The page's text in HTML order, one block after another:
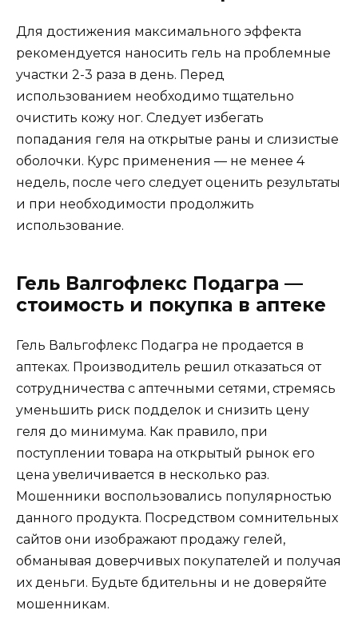
Для достижения максимального эффекта
рекомендуется наносить гель на проблемные
участки 2-3 раза в день. Перед
использованием необходимо тщательно
очистить кожу ног. Следует избегать
попадания геля на открытые раны и слизистые
оболочки. Курс применения — не менее 4
недель, после чего следует оценить результаты
и при необходимости продолжить
использование.
Гель Валгофлекс Подагра —
стоимость и покупка в аптеке
Гель Вальгофлекс Подагра не продается в
аптеках. Производитель решил отказаться от
сотрудничества с аптечными сетями, стремясь
уменьшить риск подделок и снизить цену
геля до минимума. Как правило, при
поступлении товара на открытый рынок его
цена увеличивается в несколько раз.
Мошенники воспользовались популярностью
данного продукта. Посредством сомнительных
сайтов они изображают продажу гелей,
обманывая доверчивых покупателей и получая
их деньги. Будьте бдительны и не доверяйте
мошенникам.